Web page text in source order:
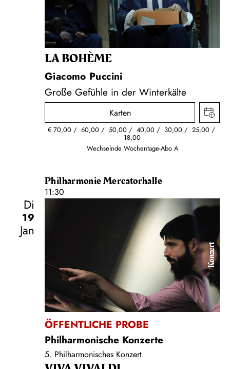
LA BOHÈME
Giacomo Puccini
Große Gefühle in der Winterkälte
Karten
€ 70,00 60,00 50,00 40,00 30,00 25,00
18,00
Wechselnde Wochentage-Abo A
Philharmonie Mercatorhalle
11:30
Di
19
Jan
Konzert
ÖFFENTLICHE PROBE
Philharmonische Konzerte
5. Philharmonisches Konzert